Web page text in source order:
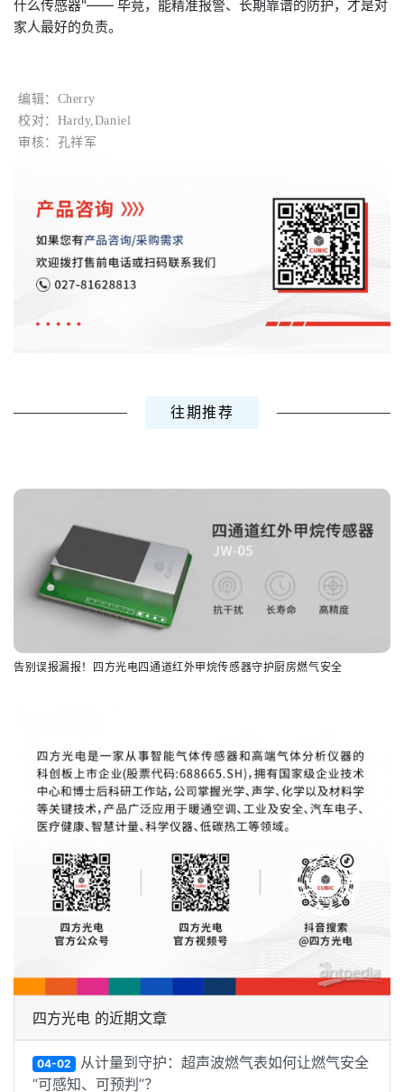
什么传感器"—— 毕竟，能精准报警、长期靠谱的防护，才是对
家人最好的负责。
编辑：Cherry
校对： Hardy, Daniel
审核：孔祥军
往期推荐
告别误报漏报！四方光电四通道红外甲烷传感器守护厨房燃气安全
四方光电 的近期文章
04-02 从计量到守护：超声波燃气表如何让燃气安全
“可感知、可预判”？